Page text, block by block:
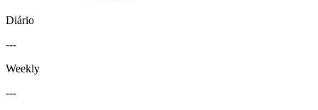
Diário
---
Weekly
---